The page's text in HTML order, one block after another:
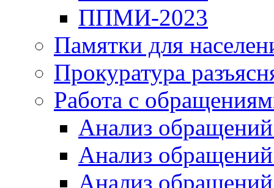
ППМИ-2023
Памятки для
Прокуратура
Работа с
Анализ
Анализ
Анализ